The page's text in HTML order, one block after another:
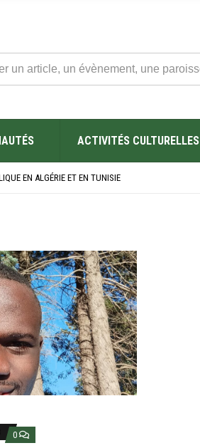
ACTIVITÉS CULTURELLES
QUI RASSEMBLE
EN ALGÉRIE ET EN TUNISIE
0